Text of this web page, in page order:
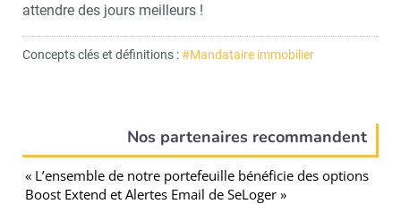
attendre des jours meilleurs !
Concepts clés et définitions :#Mandataire immobilier
Nos partenaires recommandent
« L’ensemble de notre portefeuille bénéficie des options
Boost Extend et Alertes Email de SeLoger »